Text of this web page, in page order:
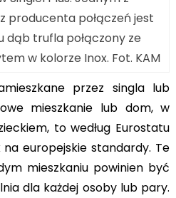
producenta połączeń jest
dąb trufla połączony ze
w kolorze Inox. Fot. KAM
przez singla lub
mieszkanie lub dom, w
to według Eurostatu
na europejskie standardy. Te
mieszkaniu powinien być
dla każdej osoby lub pary.